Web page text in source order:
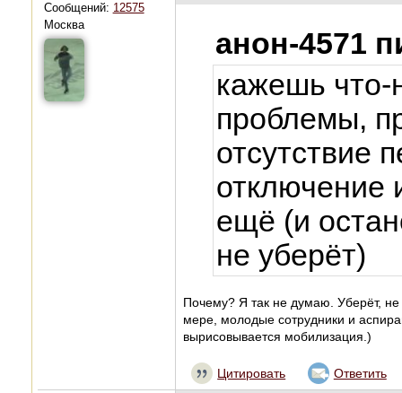
Сообщений: 12575
Москва
анон-4571
кажешь что-
проблемы,
отсутствие
отключение
ещё (и
не уберёт)
Почему? Я так не думаю. Уберёт,
мере, молодые сотрудники и
вырисовывается мобилизация.)
Цитировать Ответить